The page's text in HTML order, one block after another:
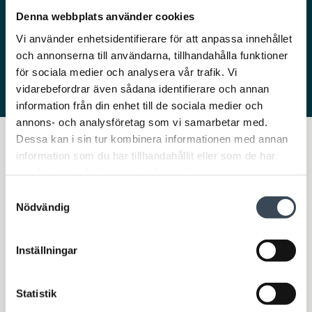
Denna webbplats använder cookies
Vi använder enhetsidentifierare för att anpassa innehållet
och annonserna till användarna, tillhandahålla funktioner
för sociala medier och analysera vår trafik. Vi
vidarebefordrar även sådana identifierare och annan
information från din enhet till de sociala medier och
annons- och analysföretag som vi samarbetar med.
Dessa kan i sin tur kombinera informationen med annan
information som du har tillhandahållit eller som de har
Nödvändig
Inställningar
Statistik
med din mobilkalender.